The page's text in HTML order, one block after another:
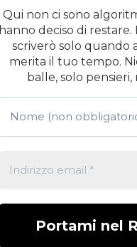
Qui non ci sono
hanno deciso di restare.
scriverò solo quando
merita il tuo tempo.
balle, solo pensieri,